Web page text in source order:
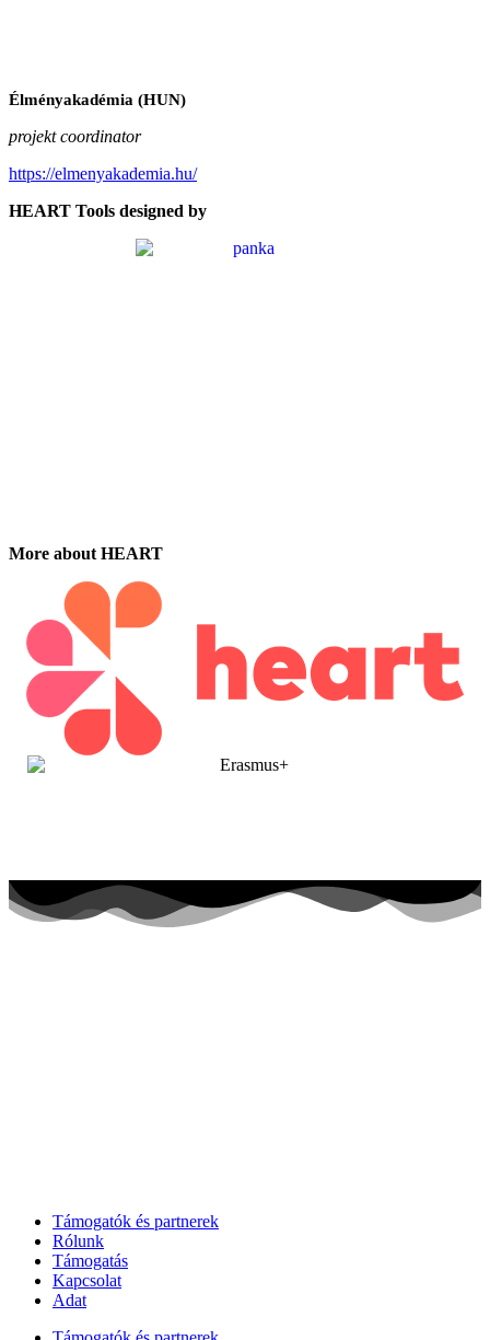
Élményakadémia (HUN)
projekt coordinator
https://elmenyakademia.hu/
HEART Tools designed by
More about HEART
Támogatók és partnerek
Rólunk
Támogatás
Kapcsolat
Adat